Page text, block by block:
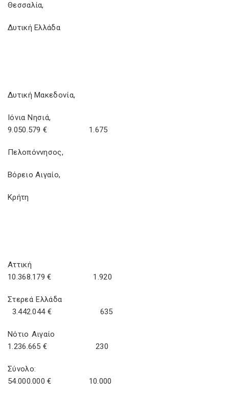
Θεσσαλία,
Δυτική Ελλάδα
Δυτική Μακεδονία,
Ιόνια Νησιά,
9.050.579 € 1.675
Πελοπόννησος,
Βόρειο Αιγαίο,
Κρήτη
Αττική
10.368.179 € 1.920
Στερεά Ελλάδα
3.442.044 € 635
Νότιο Αιγαίο
1.236.665 € 230
Σύνολο:
54.000.000 € 10.000